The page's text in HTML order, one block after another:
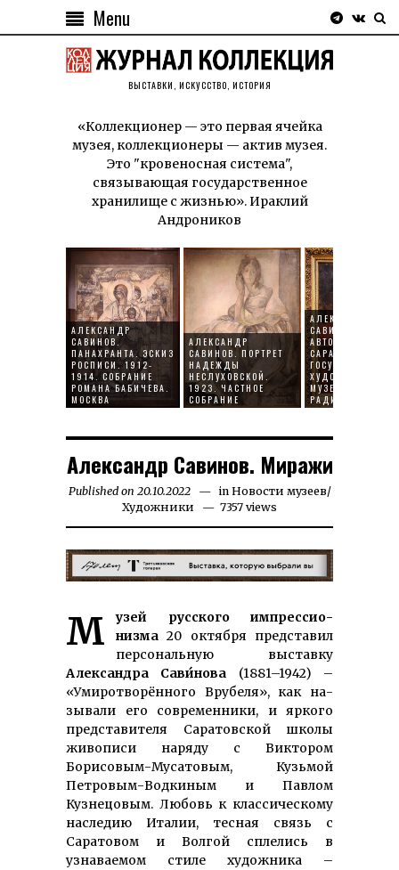
Menu
ВЫСТАВКИ, ИСКУССТВО, ИСТОРИЯ
«Коллекционер — это первая ячейка
музея, коллекционеры — актив музея.
Это "кровеносная система",
связывающая государственное
хранилище с жизнью». Ираклий
Андроников
АЛЕКСАНДР
САВИНОВ.
ПАНАХРАНТА. ЭСКИЗ
РОСПИСИ. 1912-
1914. СОБРАНИЕ
РОМАНА БАБИЧЕВА.
МОСКВА
АЛЕКСАНДР
САВИНОВ. ПОРТРЕТ
НАДЕЖДЫ
НЕСЛУХОВСКОЙ.
1923. ЧАСТНОЕ
СОБРАНИЕ
АЛЕКСАНДР
САВИНОВ.
АВТОПОРТРЕТ.
САРАТОВСКИЙ
МУЗЕЙ ИМ. А.Н.
РАДИЩЕВА
Александр Савинов. Миражи
Published on 20.10.202226.07.2025
in Новости музеев/
Художники
7357 views
Музей русского импрес­сио­ низма 20 ок­тяб­ря пред­ста­вил
пер­со­наль­ную вы­став­ку
Александра Сави́нова (1881–1942) –
«Уми­ро­тво­рён­но­го Вру­бе­ля», как на­
зы­ва­ли его со­вре­мен­ни­ки, и яркого
пред­ставителя Саратовской школы
живописи наряду с Виктором
Борисовым-Мусатовым, Кузьмой
Петровым-Водкиным и Павлом
Кузнецовым. Любовь к клас­сическому
наследию Италии, тесная связь с
Саратовом и Волгой сплелись в
узнаваемом стиле художника –